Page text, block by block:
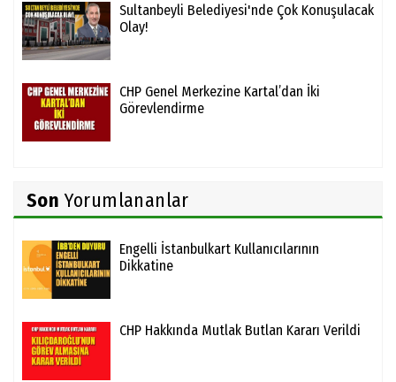
Sultanbeyli Belediyesi'nde Çok Konuşulacak
Olay!
CHP Genel Merkezine Kartal’dan İki
Görevlendirme
Son Yorumlananlar
Engelli İstanbulkart Kullanıcılarının
Dikkatine
CHP Hakkında Mutlak Butlan Kararı Verildi